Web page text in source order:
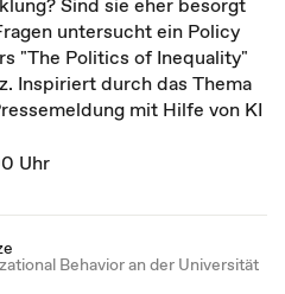
untersucht ein Policy
"The Politics of Inequality"
Inspiriert durch das Thema
mit Hilfe von KI
Uhr
Behavior an der Universität